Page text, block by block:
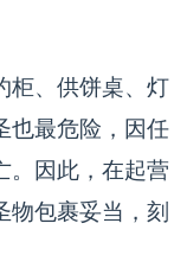
柜、供饼桌、灯
也最危险，因任
。因此，在起营
物包裹妥当，刻